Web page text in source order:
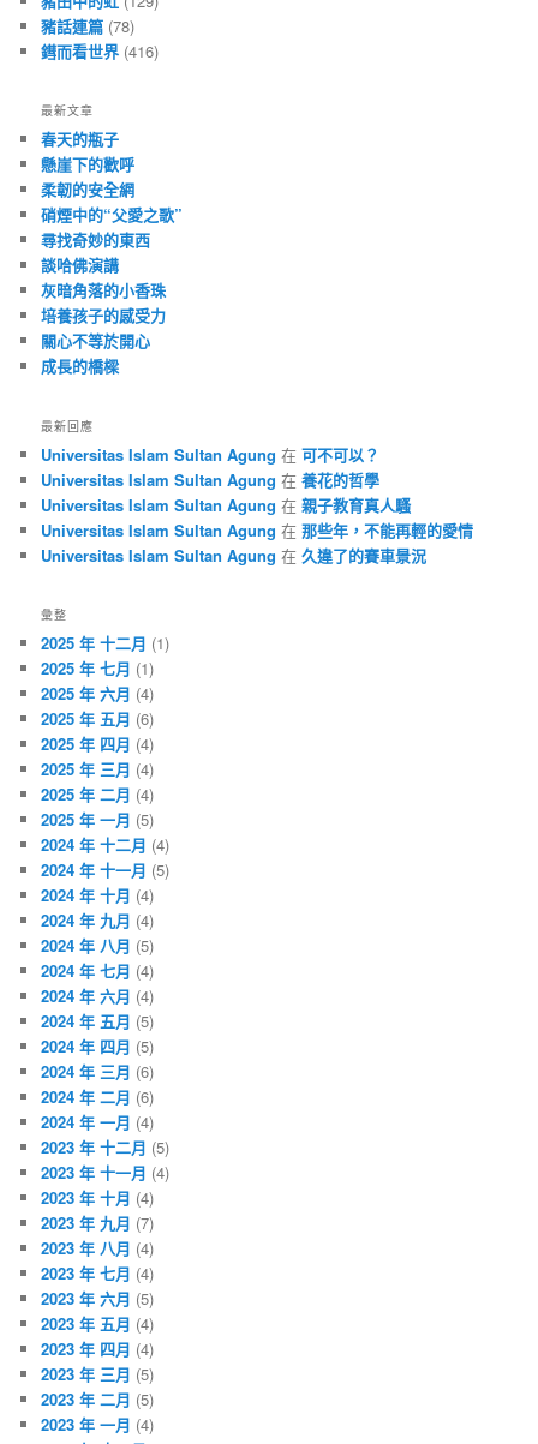
豬話連篇 (78)
鏏而看世界 (416)
最新文章
春天的瓶子
懸崖下的歡呼
柔韌的安全網
硝煙中的“父愛之歌”
尋找奇妙的東西
談哈佛演講
灰暗角落的小香珠
培養孩子的感受力
關心不等於開心
成長的橋樑
最新回應
Universitas Islam Sultan Agung 在可不可以？
Universitas Islam Sultan Agung 在養花的哲學
Universitas Islam Sultan Agung 在親子教育真人騷
Universitas Islam Sultan Agung 在那些年，不能再輕的愛情
Universitas Islam Sultan Agung 在久違了的賽車景況
彙整
2025 年 十二月 (1)
2025 年 七月 (1)
2025 年 六月 (4)
2025 年 五月 (6)
2025 年 四月 (4)
2025 年 三月 (4)
2025 年 二月 (4)
2025 年 一月 (5)
2024 年 十二月 (4)
2024 年 十一月 (5)
2024 年 十月 (4)
2024 年 九月 (4)
2024 年 八月 (5)
2024 年 七月 (4)
2024 年 六月 (4)
2024 年 五月 (5)
2024 年 四月 (5)
2024 年 三月 (6)
2024 年 二月 (6)
2024 年 一月 (4)
2023 年 十二月 (5)
2023 年 十一月 (4)
2023 年 十月 (4)
2023 年 九月 (7)
2023 年 八月 (4)
2023 年 七月 (4)
2023 年 六月 (5)
2023 年 五月 (4)
2023 年 四月 (4)
2023 年 三月 (5)
2023 年 二月 (5)
2023 年 一月 (4)